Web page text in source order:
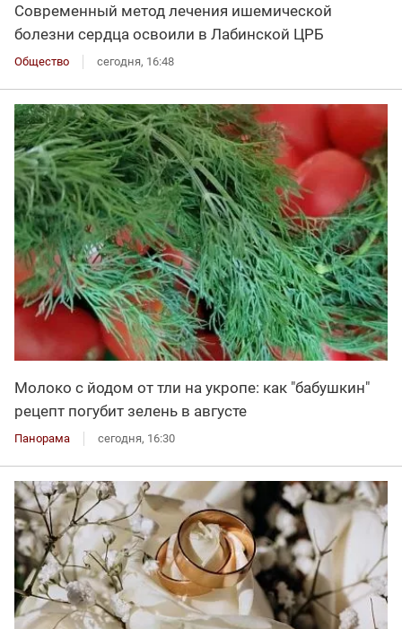
Современный метод лечения ишемической
болезни сердца освоили в Лабинской ЦРБ
Общество сегодня, 16:48
Молоко с йодом от тли на укропе: как "бабушкин"
рецепт погубит зелень в августе
Панорама сегодня, 16:30